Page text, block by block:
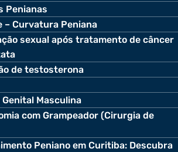
Penianas
– Curvatura Peniana
sexual após tratamento de câncer
de testosterona
Masculina
com Grampeador (Cirurgia de
Peniano em Curitiba: Descubra